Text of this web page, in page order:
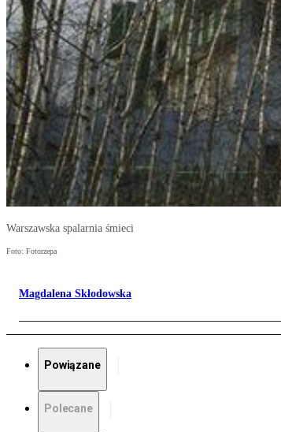
Warszawska spalarnia śmieci
Foto: Fotorzepa
Magdalena Skłodowska
Powiązane
Polecane